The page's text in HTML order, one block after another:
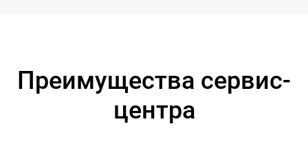
Преимущества сервис-
центра